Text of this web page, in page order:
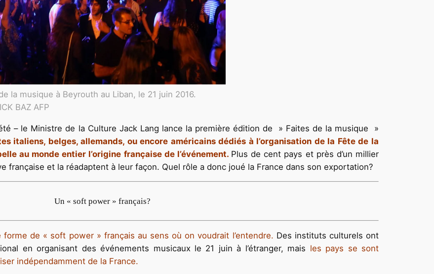
la musique à Beyrouth au Liban, le 21 juin 2016.
BAZ AFP
– le Ministre de la Culture Jack Lang lance la première édition de » Faites de la musique »
italiens, belges, allemands, ou encore américains dédiés à l’organisation de la Fête de la
au monde entier l’origine française de l’événement. Plus de cent pays et près d’un millier
française et la réadaptent à leur façon. Quel rôle a donc joué la France dans son exportation?
Un « soft power » français?
de « soft power » français au sens où on voudrait l’entendre. Des instituts culturels ont
en organisant des événements musicaux le 21 juin à l’étranger, mais les pays se sont
indépendamment de la France.